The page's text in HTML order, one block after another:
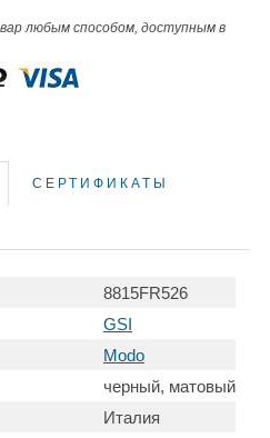
любым способом, доступным в
СЕРТИФИКАТЫ
8815FR526
GSI
Modo
черный, матовый
Италия